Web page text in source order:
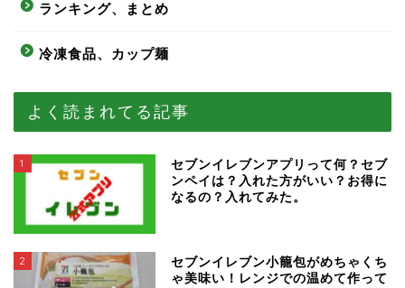
ランキング、まとめ
冷凍食品、カップ麺
よく読まれてる記事
1
セブンイレブンアプリって何？セブ
ンペイは？入れた方がいい？お得に
なるの？入れてみた。
2
セブンイレブン小籠包がめちゃくち
ゃ美味い！レンジでの温めて作って